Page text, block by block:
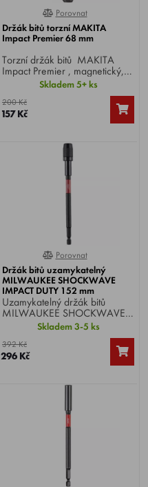
0%
Porovnat
Držák bitů torzní MAKITA
Impact Premier 68 mm
Torzní držák bitů MAKITA
Impact Premier , magnetický,
délka 68 mm, uchycení HEX
Skladem 5+ ks
200 Kč
157 Kč
100%
Porovnat
Držák bitů uzamykatelný
MILWAUKEE SHOCKWAVE
IMPACT DUTY 152 mm
Uzamykatelný držák bitů
MILWAUKEE SHOCKWAVE
IMPACT DUTY , délka 152
mm, uchycení HEX 1/4".
Skladem 3-5 ks
392 Kč
296 Kč